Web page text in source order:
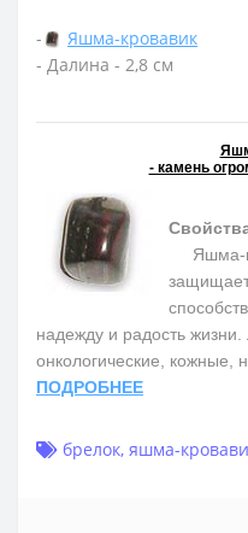
-
Яшма-кровавик
- Далина - 2,8 см
- камень
Яшма-
надежду и радость жизни.
онкологические, кожные,
ПОДРОБНЕЕ
брелок, яшма-